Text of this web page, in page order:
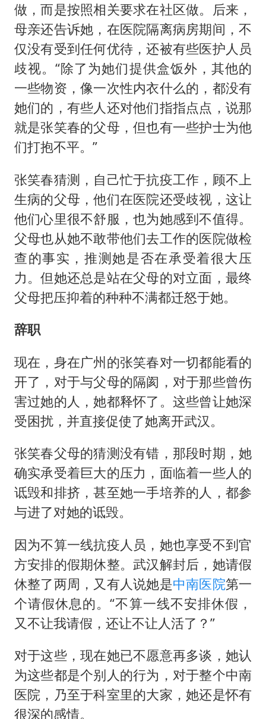
做，而是按照相关要求在社区做。后来，
母亲还告诉她，在医院隔离病房期间，不
仅没有受到任何优待，还被有些医护人员
歧视。“除了为她们提供盒饭外，其他的
一些物资，像一次性内衣什么的，都没有
她们的，有些人还对他们指指点点，说那
就是张笑春的父母，但也有一些护士为他
们打抱不平。”
张笑春猜测，自己忙于抗疫工作，顾不上
生病的父母，他们在医院还受歧视，这让
他们心里很不舒服，也为她感到不值得。
父母也从她不敢带他们去工作的医院做检
查的事实，推测她是否在承受着很大压
力。但她还总是站在父母的对立面，最终
父母把压抑着的种种不满都迁怒于她。
辞职
现在，身在广州的张笑春对一切都能看的
开了，对于与父母的隔阂，对于那些曾伤
害过她的人，她都释怀了。这些曾让她深
受困扰，并直接促使了她离开武汉。
张笑春父母的猜测没有错，那段时期，她
确实承受着巨大的压力，面临着一些人的
诋毁和排挤，甚至她一手培养的人，都参
与进了对她的诋毁。
因为不算一线抗疫人员，她也享受不到官
方安排的假期休整。武汉解封后，她请假
休整了两周，又有人说她是中南医院第一
个请假休息的。“不算一线不安排休假，
又不让我请假，还让不让人活了？”
对于这些，现在她已不愿意再多谈，她认
为这些都是个别人的行为，对于整个中南
医院，乃至于科室里的大家，她还是怀有
很深的感情。